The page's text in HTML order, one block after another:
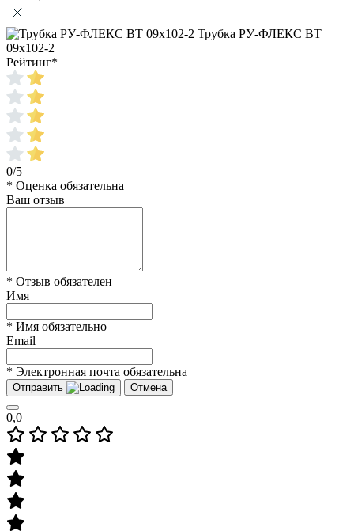
Трубка РУ-ФЛЕКС ВТ
09x102-2
Рейтинг*
0/5
* Оценка обязательна
Ваш отзыв
* Отзыв обязателен
Имя
* Имя обязательно
Email
* Электронная почта обязательна
Отправить Отмена
0,0